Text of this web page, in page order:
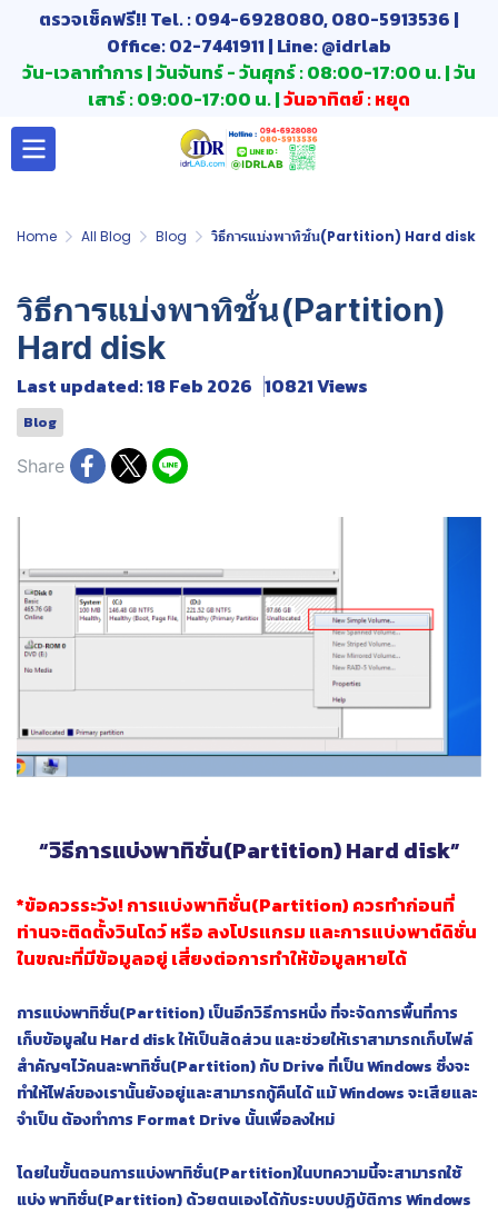
ตรวจเช็คฟรี!! Tel. : 094-6928080, 080-5913536 |
Office: 02-7441911 | Line: @idrlab
วัน-เวลาทำการ | วันจันทร์ - วันศุกร์ : 08:00-17:00 น. | วัน
เสาร์ : 09:00-17:00 น. |วันอาทิตย์ : หยุด
Home All Blog Blog วิธีการแบ่งพาทิชั่น(Partition) Hard disk
วิธีการแบ่งพาทิชั่น(Partition)
Hard disk
Last updated: 18 Feb 2026 10821 Views
Blog
Share
“วิธีการแบ่งพาทิชั่น(Partition) Hard disk”
*ข้อควรระวัง! การแบ่งพาทิชั่น(Partition) ควรทำก่อนที่
ท่านจะติดตั้งวินโดว์ หรือ ลงโปรแกรม และการแบ่งพาต์ดิชั่น
ในขณะที่มีข้อมูลอยู่ เสี่ยงต่อการทำให้ข้อมูลหายได้
การแบ่งพาทิชั่น(Partition) เป็นอีกวิธีการหนึ่ง ที่จะจัดการพื้นที่การ
เก็บข้อมูลใน Hard disk ให้เป็นสัดส่วน และช่วยให้เราสามารถเก็บไฟล์
สำคัญๆไว้คนละพาทิชั่น(Partition) กับ Drive ที่เป็น Windows ซึ่งจะ
ทำให้ไฟล์ของเรานั้นยังอยู่และสามารถกู้คืนได้ แม้ Windows จะเสียและ
จำเป็น ต้องทำการ Format Drive นั้นเพื่อลงใหม่
โดยในขั้นตอนการแบ่งพาทิชั่น(Partition)ในบทความนี้จะสามารถใช้
แบ่ง พาทิชั่น(Partition) ด้วยตนเองได้กับระบบปฏิบัติการ Windows